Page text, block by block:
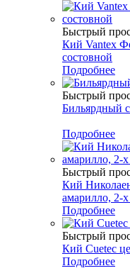
Быстрый
Кий Vantex
состовной
Подробнее
Быстрый
Бильярдный
Подробнее
Быстрый
Кий
амарилло, 2-
Подробнее
Быстрый
Кий Cuetec
Подробнее